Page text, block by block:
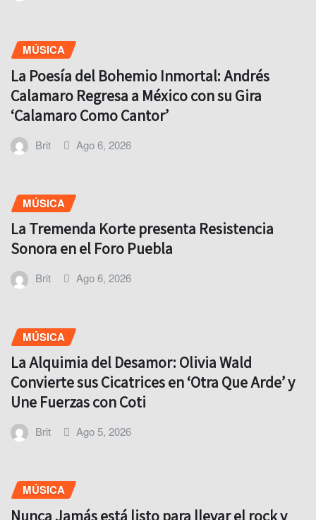
MÚSICA
La Poesía del Bohemio Inmortal: Andrés
Calamaro Regresa a México con su Gira
‘Calamaro Como Cantor’
Brit Ago 6, 2026
MÚSICA
La Tremenda Korte presenta Resistencia
Sonora en el Foro Puebla
Brit Ago 6, 2026
MÚSICA
La Alquimia del Desamor: Olivia Wald
Convierte sus Cicatrices en ‘Otra Que Arde’ y
Une Fuerzas con Coti
Brit Ago 5, 2026
MÚSICA
Nunca Jamás está listo para llevar el rock y